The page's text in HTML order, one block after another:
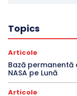
Topics
Articole
Bază permanentă
NASA pe Lună
Articole